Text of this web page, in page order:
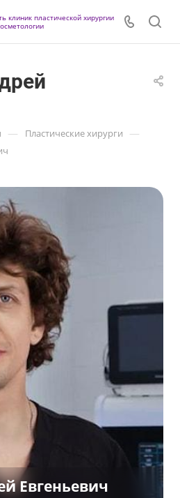
клиник пластической хирургии
— Пластические хирурги —
Евгеньевич